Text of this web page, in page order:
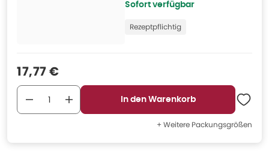
Sofort verfügbar
Rezeptpflichtig
Verkaufspreis
17,77 €
In den Warenkorb
+ Weitere Packungsgrößen